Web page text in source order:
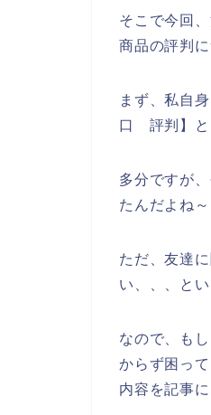
そこで今回
商品の評判
まず、私自
口 評判】と
多分ですが
たんだよね
ただ、友達
い、、、と
なので、も
からず困っ
内容を記事